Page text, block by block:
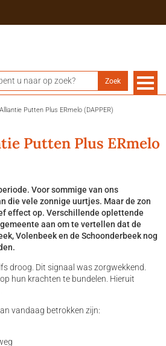
Putten Plus ERmelo (DAPPER)
Putten Plus ERmelo
Voor sommige van ons
die vele zonnige uurtjes. Maar de zon
effect op. Verschillende oplettende
aan om te vertellen dat de
Volenbeek en de Schoonderbeek nog
droog. Dit signaal was zorgwekkend.
hun krachten te bundelen. Hieruit
vandaag betrokken zijn: